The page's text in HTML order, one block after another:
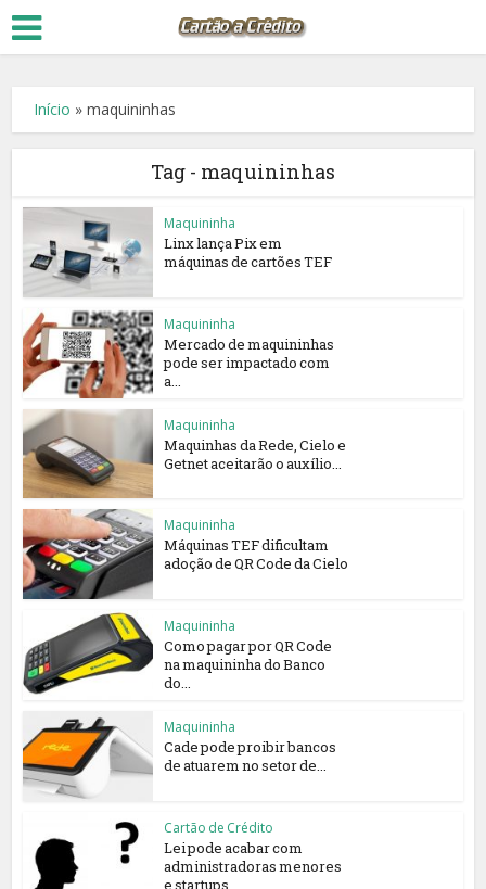
Início »maquininhas
Tag - maquininhas
Maquininha
Linx lança Pix em
máquinas de cartões TEF
Maquininha
Mercado de maquininhas
pode ser impactado com
a...
Maquininha
Maquinhas da Rede, Cielo e
Getnet aceitarão o auxílio...
Maquininha
Máquinas TEF dificultam
adoção de QR Code da Cielo
Maquininha
Como pagar por QR Code
na maquininha do Banco
do...
Maquininha
Cade pode proibir bancos
de atuarem no setor de...
Cartão de Crédito
Lei pode acabar com
administradoras menores
e startups